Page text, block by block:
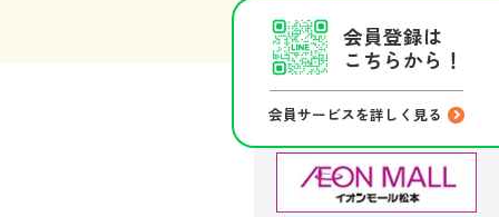
会員登録は
こちらから！
会員サービスを詳しく見る